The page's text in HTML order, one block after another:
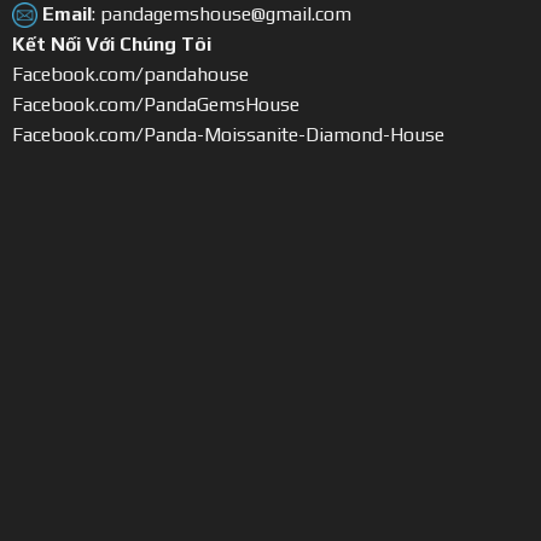
Email: pandagemshouse@gmail.com
Kết Nối Với Chúng Tôi
Facebook.com/pandahouse
Facebook.com/PandaGemsHouse
Facebook.com/Panda-Moissanite-Diamond-House